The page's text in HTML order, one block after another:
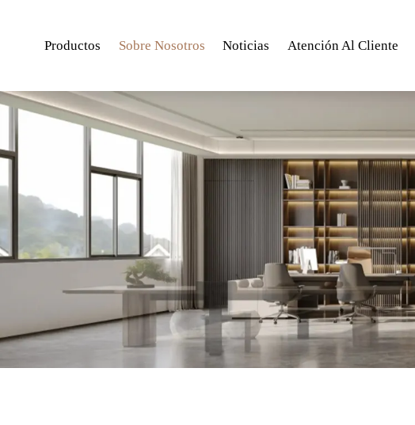
Productos Sobre Nosotros Noticias Atención Al Cliente